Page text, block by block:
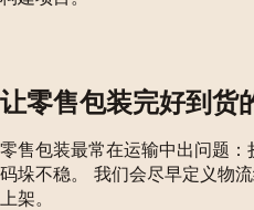
让零售包装完好到货
零售包装最常在运输中出问题
码垛不稳。 我们会尽早定义物
上架。